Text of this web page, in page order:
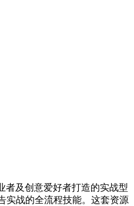
者及创意爱好者打造的实战型
实战的全流程技能。这套资源